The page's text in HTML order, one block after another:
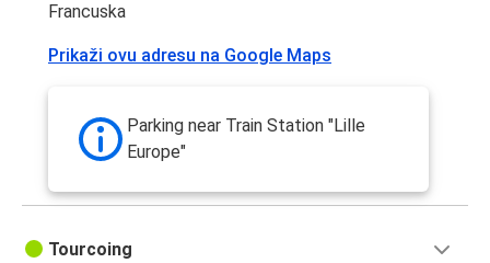
Lil
Lil
Diseldorf
Diseldorf
Francuska
Prikaži ovu adresu na Google Maps
Parking near Train Station "Lille
Europe"
Tourcoing